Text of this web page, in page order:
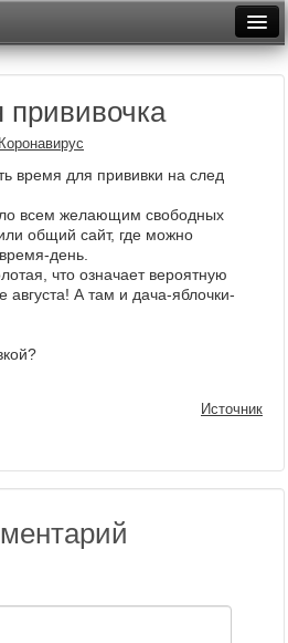
Неделя
Месяц
Архив
Фототоп
Коронавирус
время для прививки на след
всем желающим свободных
общий сайт, где можно
день.
что означает вероятную
августа! А там и дача-яблочки-
Источник